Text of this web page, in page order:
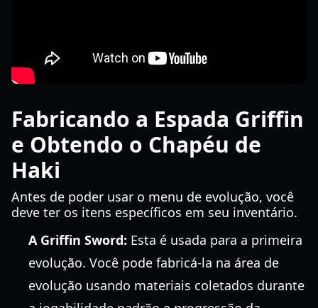
Fabricando a Espada Griffin
e Obtendo o Chapéu de
Haki
Antes de poder usar o menu de evolução, você
deve ter os itens específicos em seu inventário.
A Griffin Sword: Esta é usada para a primeira
evolução. Você pode fabricá-la na área de
evolução usando materiais coletados durante